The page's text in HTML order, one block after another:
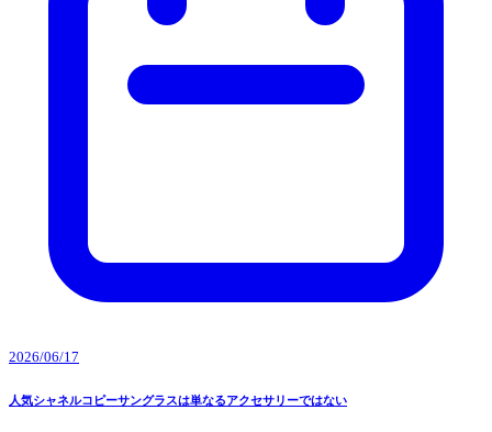
2026/06/17
人気シャネルコピーサングラスは単なるアクセサリーではない